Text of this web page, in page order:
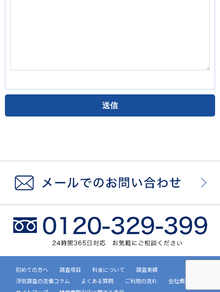
初めての方へ 調査項目 料金について
調査実績
浮気調査の流儀コラム
よくある質問 ご利用の流れ
会社概要